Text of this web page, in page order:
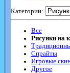
Категории:
Все
Рисунки на
Спрайты
Игровые
Другое